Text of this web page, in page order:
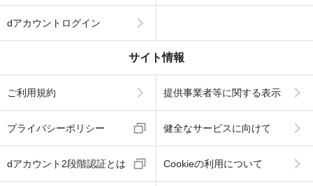
dアカウントログイン
サイト情報
ご利用規約 提供事業者等に関する表示
プライバシーポリシー 健全なサービスに向けて
dアカウント2段階認証とは Cookieの利用について